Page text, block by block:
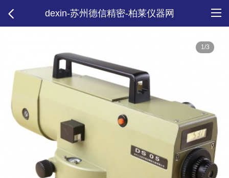
dexin-苏州德信精密-柏莱仪器网
1/3